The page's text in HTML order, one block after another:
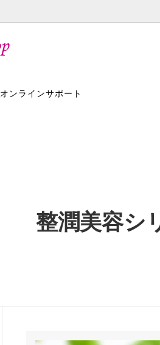
オンラインサポート
整潤美容シ